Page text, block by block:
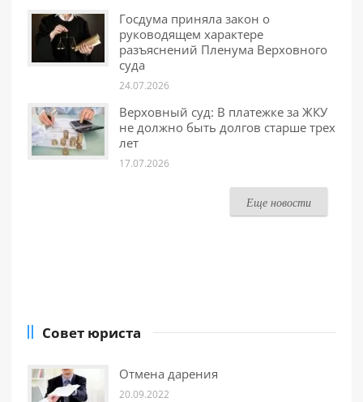
Госдума приняла закон о
руководящем характере
разъяснений Пленума Верховного
суда
24.07.2026
Верховный суд: В платежке за ЖКУ
не должно быть долгов старше трех
лет
17.07.2026
Еще новости
Совет юриста
Отмена дарения
20.09.2022